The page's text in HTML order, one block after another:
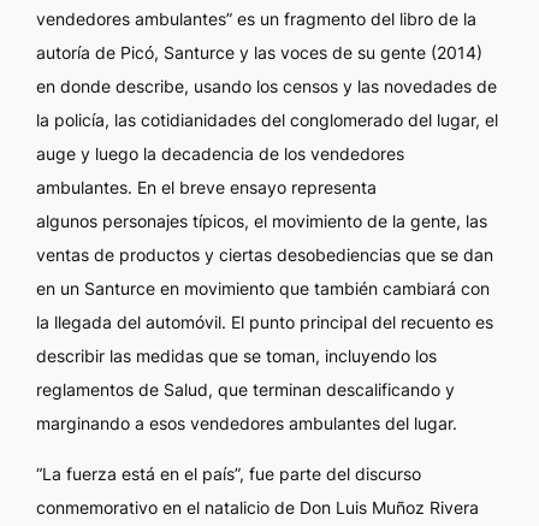
vendedores ambulantes” es un fragmento del libro de la
autoría de Picó, Santurce y las voces de su gente (2014)
en donde describe, usando los censos y las novedades de
la policía, las cotidianidades del conglomerado del lugar, el
auge y luego la decadencia de los vendedores
ambulantes. En el breve ensayo representa
algunos personajes típicos, el movimiento de la gente, las
ventas de productos y ciertas desobediencias que se dan
en un Santurce en movimiento que también cambiará con
la llegada del automóvil. El punto principal del recuento es
describir las medidas que se toman, incluyendo los
reglamentos de Salud, que terminan descalificando y
marginando a esos vendedores ambulantes del lugar.
“La fuerza está en el país”, fue parte del discurso
conmemorativo en el natalicio de Don Luis Muñoz Rivera